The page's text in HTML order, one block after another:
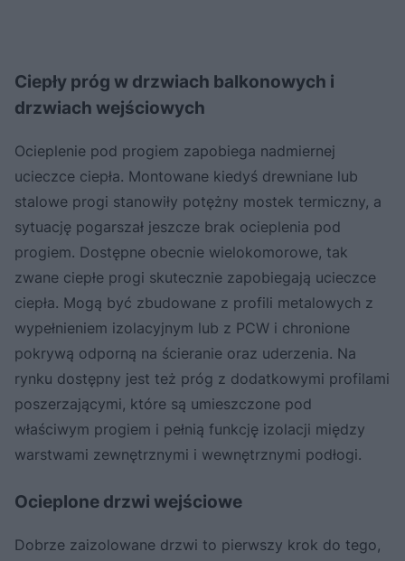
Ciepły próg w drzwiach balkonowych i
drzwiach wejściowych
Ocieplenie pod progiem zapobiega nadmiernej
ucieczce ciepła. Montowane kiedyś drewniane lub
stalowe progi stanowiły potężny mostek termiczny, a
sytuację pogarszał jeszcze brak ocieplenia pod
progiem. Dostępne obecnie wielokomorowe, tak
zwane ciepłe progi skutecznie zapobiegają ucieczce
ciepła. Mogą być zbudowane z profili metalowych z
wypełnieniem izolacyjnym lub z PCW i chronione
pokrywą odporną na ścieranie oraz uderzenia. Na
rynku dostępny jest też próg z dodatkowymi profilami
poszerzającymi, które są umieszczone pod
właściwym progiem i pełnią funkcję izolacji między
warstwami zewnętrznymi i wewnętrznymi podłogi.
Ocieplone drzwi wejściowe
Dobrze zaizolowane drzwi to pierwszy krok do tego,